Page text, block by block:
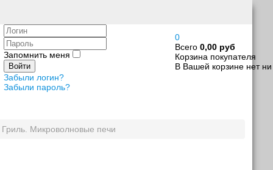
0
Всего 0,00 руб
Корзина покупателя
В Вашей корзине нет ни
Логин
Пароль
Запомнить меня
Войти
Забыли логин?
Забыли пароль?
Гриль. Микроволновые печи